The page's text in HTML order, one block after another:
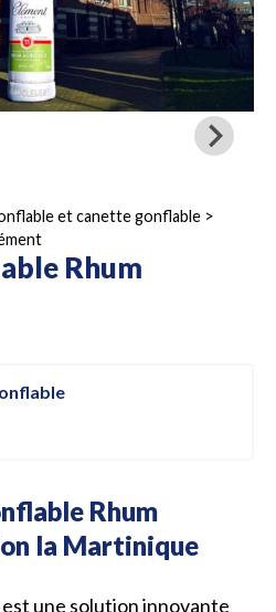
et canette gonflable >
Rhum
Rhum
la Martinique
est une solution innovante